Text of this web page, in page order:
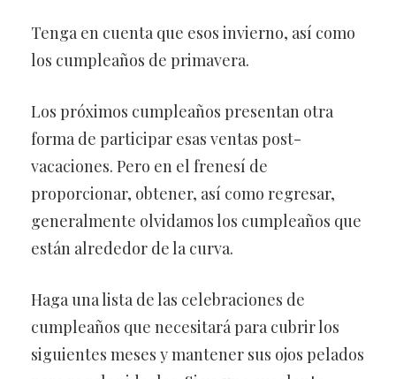
Tenga en cuenta que esos invierno, así como
los cumpleaños de primavera.
Los próximos cumpleaños presentan otra
forma de participar esas ventas post-
vacaciones. Pero en el frenesí de
proporcionar, obtener, así como regresar,
generalmente olvidamos los cumpleaños que
están alrededor de la curva.
Haga una lista de las celebraciones de
cumpleaños que necesitará para cubrir los
siguientes meses y mantener sus ojos pelados